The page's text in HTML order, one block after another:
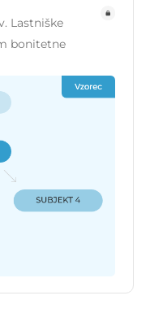
Lastniške
bonitetne